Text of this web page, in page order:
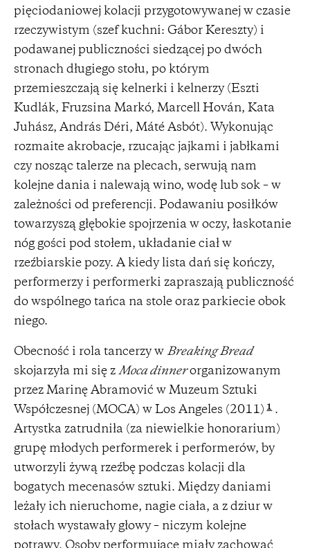
pięciodaniowej kolacji przygotowywanej w czasie
rzeczywistym (szef kuchni: Gábor Kereszty) i
podawanej publiczności siedzącej po dwóch
stronach długiego stołu, po którym
przemieszczają się kelnerki i kelnerzy (Eszti
Kudlák, Fruzsina Markó, Marcell Hován, Kata
Juhász, András Déri, Máté Asbót). Wykonując
rozmaite akrobacje, rzucając jajkami i jabłkami
czy nosząc talerze na plecach, serwują nam
kolejne dania i nalewają wino, wodę lub sok – w
zależności od preferencji. Podawaniu posiłków
towarzyszą głębokie spojrzenia w oczy, łaskotanie
nóg gości pod stołem, układanie ciał w
rzeźbiarskie pozy. A kiedy lista dań się kończy,
performerzy i performerki zapraszają publiczność
do wspólnego tańca na stole oraz parkiecie obok
niego.
Obecność i rola tancerzy w Breaking Bread
skojarzyła mi się z Moca dinnerorganizowanym
przez Marinę Abramović w Muzeum Sztuki
Współczesnej (MOCA) w Los Angeles (2011) 1 .
Artystka zatrudniła (za niewielkie honorarium)
grupę młodych performerek i performerów, by
utworzyli żywą rzeźbę podczas kolacji dla
bogatych mecenasów sztuki. Między daniami
leżały ich nieruchome, nagie ciała, a z dziur w
stołach wystawały głowy – niczym kolejne